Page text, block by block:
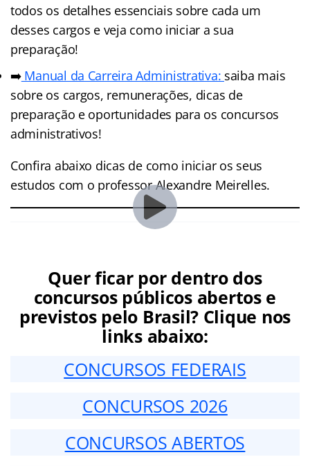
todos os detalhes essenciais sobre cada um
desses cargos e veja como iniciar a sua
preparação!
➡️Manual da Carreira Administrativa: saiba mais
sobre os cargos, remunerações, dicas de
preparação e oportunidades para os concursos
administrativos!
Confira abaixo dicas de como iniciar os seus
estudos com o professor Alexandre Meirelles.
Quer ficar por dentro dos
concursos públicos abertos e
previstos pelo Brasil? Clique nos
links abaixo:
CONCURSOS FEDERAIS
CONCURSOS 2026
CONCURSOS ABERTOS